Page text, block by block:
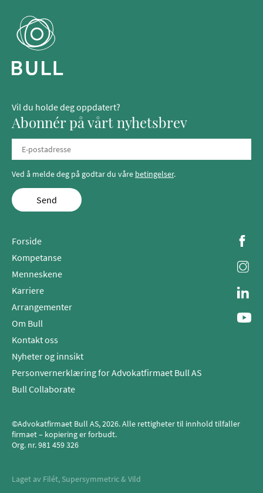
Vil du holde deg oppdatert?
Abonnér på vårt nyhetsbrev
Ved å melde deg på godtar du våre betingelser.
Send
Forside
Kompetanse
Menneskene
Karriere
Arrangementer
Om Bull
Kontakt oss
Nyheter og innsikt
Personvernerklæring for Advokatfirmaet Bull AS
Bull Collaborate
©Advokatfirmaet Bull AS, 2026. Alle rettigheter til innhold tilfaller
firmaet – kopiering er forbudt.
Org. nr.981 459 326
Laget av Filét, Supersymmetric& Vild